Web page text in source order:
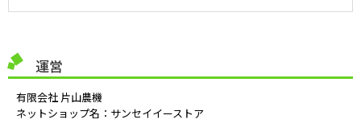
運営
有限会社 片山農機
ネットショップ名：サンセイイーストア